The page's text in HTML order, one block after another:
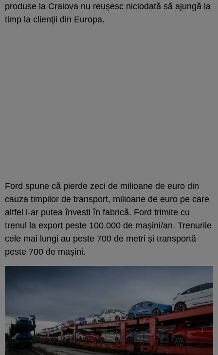
produse la Craiova nu reuşesc niciodată să ajungă la
timp la clienţii din Europa.
Ford spune că pierde zeci de milioane de euro din
cauza timpilor de transport, milioane de euro pe care
altfel i-ar putea învesti în fabrică. Ford trimite cu
trenul la export peste 100.000 de mașini/an. Trenurile
cele mai lungi au peste 700 de metri și transportă
peste 700 de mașini.